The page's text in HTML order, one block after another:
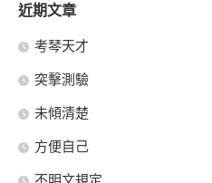
近期文章
考琴天才
突擊測驗
未傾清楚
方便自己